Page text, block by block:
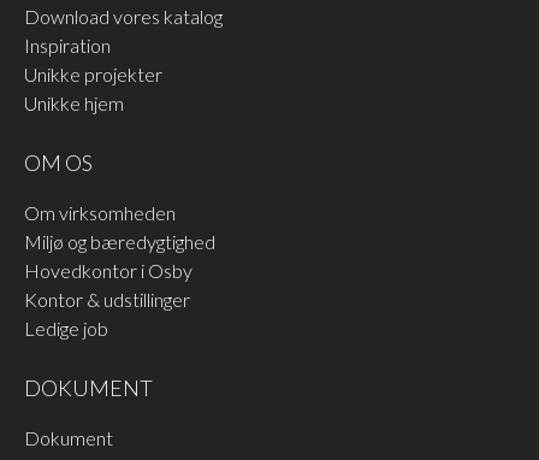
Download vores katalog
Inspiration
Unikke projekter
Unikke hjem
OM OS
Om virksomheden
Miljø og bæredygtighed
Hovedkontor i Osby
Kontor & udstillinger
Ledige job
DOKUMENT
Dokument